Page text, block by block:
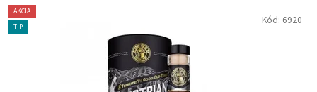
AKCIA
TIP
Kód: 6920